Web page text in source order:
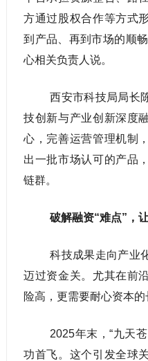
方通过股权合作等方式
到产品、再到市场的顺
心相关负责人说。
西安市科技局局长
技创新与产业创新深度
心，完善运营管理机制
出一批市场认可的产品
链群。
破解融资“难点”，
科技成果走向产业
迈过资金关。尤其在前
险高，更需要耐心资本的
2025年末，“九天
功首飞。这个引发全球